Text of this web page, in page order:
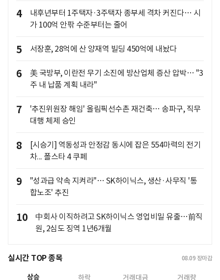
4
내후년부터 1주택자·3주택자 종부세 격차 커진다… 시
가 100억 안팎 수준부터는 줄어
5 서장훈, 28억에 산 양재역 빌딩 450억에 내놨다
6
美 국방부, 이란전 무기 소진에 방산업체 증산 압박… "3
주 내 납품 계획 내라"
7
'추진위원장 해임' 올림픽선수촌 재건축… 송파구, 직무
대행 체제 승인
8
[시승기] 역동성과 안정감 동시에 잡은 554마력의 전기
차... 폴스타 4 쿠페
9
"성과급 약속 지켜라"… SK하이닉스, 생산·사무직 '통
합노조' 추진
10
中회사 이직하려고 SK하이닉스 영업비밀 유출…前직
원, 2심도 징역 1년6개월
실시간 TOP 종목 08.09 장마감
상승 하락 거래대금 거래량